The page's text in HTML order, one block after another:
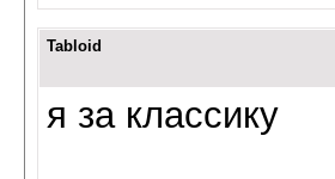
Tabloid
я за классику